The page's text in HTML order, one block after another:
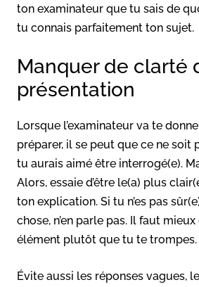
ton examinateur que tu sais de
tu connais parfaitement ton sujet.
Manquer de clarté
présentation
Lorsque l’examinateur va te
préparer, il se peut que ce ne soit
tu aurais aimé être interrogé(e).
Alors, essaie d’être le(a) plus
ton explication. Si tu n’es pas
chose, n’en parle pas. Il faut
élément plutôt que tu te trompes.
Évite aussi les réponses vagues,